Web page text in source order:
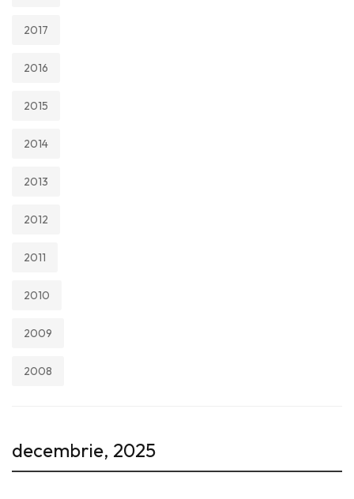
2017
2016
2015
2014
2013
2012
2011
2010
2009
2008
decembrie, 2025